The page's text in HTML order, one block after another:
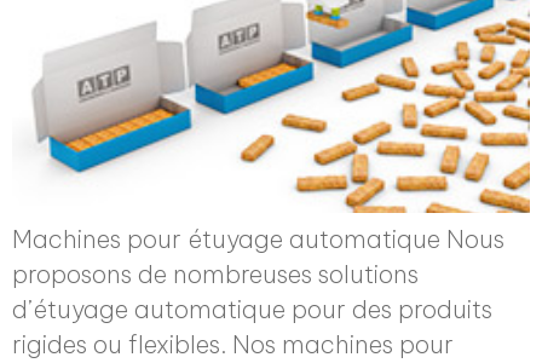
Machines pour étuyage automatique Nous
proposons de nombreuses solutions
d’étuyage automatique pour des produits
rigides ou flexibles. Nos machines pour